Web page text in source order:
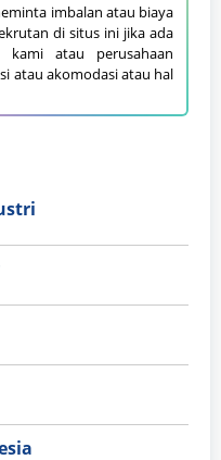
imbalan atau biaya
di situs ini jika ada
kami atau perusahaan
atau akomodasi atau hal